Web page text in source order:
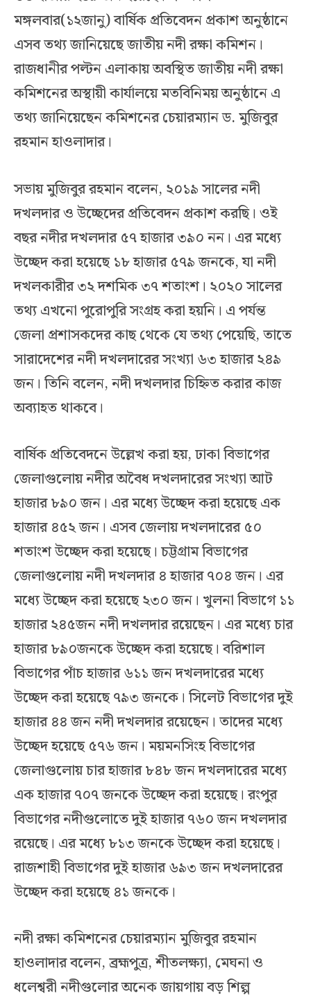
মঙ্গলবার(১২জানু) বার্ষিক প্রতিবেদন প্রকাশ অনুষ্ঠানে
এসব তথ্য জানিয়েছে জাতীয় নদী রক্ষা কমিশন।
রাজধানীর পল্টন এলাকায় অবস্থিত জাতীয় নদী রক্ষা
কমিশনের অস্থায়ী কার্যালয়ে মতবিনিময় অনুষ্ঠানে এ
তথ্য জানিয়েছেন কমিশনের চেয়ারম্যান ড. মুজিবুর
রহমান হাওলাদার।
সভায় মুজিবুর রহমান বলেন, ২০১৯ সালের নদী
দখলদার ও উচ্ছেদের প্রতিবেদন প্রকাশ করছি। ওই
বছর নদীর দখলদার ৫৭ হাজার ৩৯০ নন। এর মধ্যে
উচ্ছেদ করা হয়েছে ১৮ হাজার ৫৭৯ জনকে, যা নদী
দখলকারীর ৩২ দশমিক ৩৭ শতাংশ। ২০২০ সালের
তথ্য এখনো পুরোপুরি সংগ্রহ করা হয়নি। এ পর্যন্ত
জেলা প্রশাসকদের কাছ থেকে যে তথ্য পেয়েছি, তাতে
সারাদেশের নদী দখলদারের সংখ্যা ৬৩ হাজার ২৪৯
জন। তিনি বলেন, নদী দখলদার চিহ্নিত করার কাজ
অব্যাহত থাকবে।
বার্ষিক প্রতিবেদনে উল্লেখ করা হয়, ঢাকা বিভাগের
জেলাগুলোয় নদীর অবৈধ দখলদারের সংখ্যা আট
হাজার ৮৯০ জন। এর মধ্যে উচ্ছেদ করা হয়েছে এক
হাজার ৪৫২ জন। এসব জেলায় দখলদারের ৫০
শতাংশ উচ্ছেদ করা হয়েছে। চট্টগ্রাম বিভাগের
জেলাগুলোয় নদী দখলদার ৪ হাজার ৭০৪ জন। এর
মধ্যে উচ্ছেদ করা হয়েছে ২৩০ জন। খুলনা বিভাগে ১১
হাজার ২৪৫জন নদী দখলদার রয়েছেন। এর মধ্যে চার
হাজার ৮৯০জনকে উচ্ছেদ করা হয়েছে। বরিশাল
বিভাগের পাঁচ হাজার ৬১১ জন দখলদারের মধ্যে
উচ্ছেদ করা হয়েছে ৭৯৩ জনকে। সিলেট বিভাগের দুই
হাজার ৪৪ জন নদী দখলদার রয়েছেন। তাদের মধ্যে
উচ্ছেদ হয়েছে ৫৭৬ জন। ময়মনসিংহ বিভাগের
জেলাগুলোয় চার হাজার ৮৪৮ জন দখলদারের মধ্যে
এক হাজার ৭০৭ জনকে উচ্ছেদ করা হয়েছে। রংপুর
বিভাগের নদীগুলোতে দুই হাজার ৭৬০ জন দখলদার
রয়েছে। এর মধ্যে ৮১৩ জনকে উচ্ছেদ করা হয়েছে।
রাজশাহী বিভাগের দুই হাজার ৬৯৩ জন দখলদারের
উচ্ছেদ করা হয়েছে ৪১ জনকে।
নদী রক্ষা কমিশনের চেয়ারম্যান মুজিবুর রহমান
হাওলাদার বলেন, ব্রহ্মপুত্র, শীতলক্ষ্যা, মেঘনা ও
ধলেশ্বরী নদীগুলোর অনেক জায়গায় বড় শিল্প